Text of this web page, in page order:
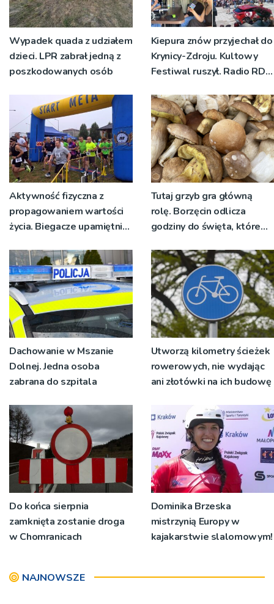
Wypadek quada z udziałem
dzieci. LPR zabrał jedną z
poszkodowanych osób
Kiepura znów przyjechał do
Krynicy-Zdroju. Kultowy
Festiwal ruszył. Radio RDN
żywo [ZDJĘCIA]
Aktywność fizyczna z
propagowaniem wartości
życia. Biegacze upamiętnili
Tutaj grzyb gra główną
rolę. Borzęcin odlicza
godziny do święta, które
pokoleń
Dachowanie w Mszanie
Dolnej. Jedna osoba
zabrana do szpitala
Utworzą kilometry ścieżek
rowerowych, nie wydając
ani złotówki na ich budowę
Do końca sierpnia
zamknięta zostanie droga
w Chomranicach
Dominika Brzeska
mistrzynią Europy w
kajakarstwie slalomowym!
NAJNOWSZE